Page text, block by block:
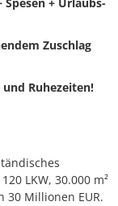
Zuschlag
Ruhezeiten!
LKW, 30.000 m²
30 Millionen EUR.